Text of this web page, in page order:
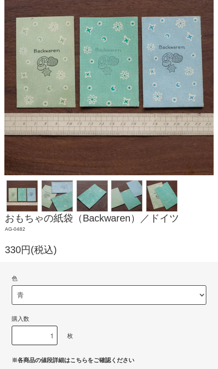
おもちゃの紙袋（Backwaren）／ドイツ
AG-0482
330円(税込)
色
購入数
枚
※各商品の値段詳細はこちらをご確認ください